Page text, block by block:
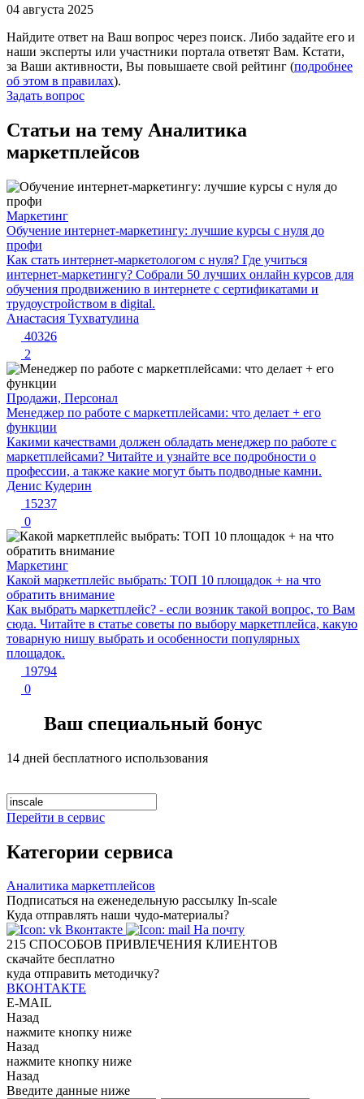
04 августа 2025
Найдите ответ на Ваш вопрос через поиск. Либо задайте его и
наши эксперты или участники портала ответят Вам. Кстати,
за Ваши активности, Вы повышаете свой рейтинг (подробнее
об этом в правилах).
Задать вопрос
Статьи на тему Аналитика
маркетплейсов
Маркетинг
Обучение интернет-маркетингу: лучшие курсы с нуля до
профи
Как стать интернет-маркетологом с нуля? Где учиться
интернет-маркетингу? Собрали 50 лучших онлайн курсов для
обучения продвижению в интернете с сертификатами и
трудоустройством в digital.
Анастасия Тухватулина
40326
2
Продажи, Персонал
Менеджер по работе с маркетплейсами: что делает + его
функции
Какими качествами должен обладать менеджер по работе с
маркетплейсами? Читайте и узнайте все подробности о
профессии, а также какие могут быть подводные камни.
Денис Кудерин
15237
0
Маркетинг
Какой маркетплейс выбрать: ТОП 10 площадок + на что
обратить внимание
Как выбрать маркетплейс? - если возник такой вопрос, то Вам
сюда. Читайте в статье советы по выбору маркетплейса, какую
товарную нишу выбрать и особенности популярных
площадок.
19794
0
Ваш специальный бонус
14 дней бесплатного использования
Перейти в сервис
Категории сервиса
Аналитика маркетплейсов
Подписаться на еженедельную рассылку In-scale
Куда отправлять наши чудо-материалы?
Вконтакте
На почту
215 СПОСОБОВ ПРИВЛЕЧЕНИЯ КЛИЕНТОВ
скачайте бесплатно
куда отправить методичку?
ВКОНТАКТЕ
E-MAIL
Назад
нажмите кнопку ниже
Назад
нажмите кнопку ниже
Назад
Введите данные ниже